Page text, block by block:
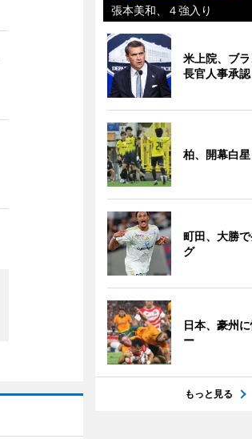
張本美和、４強入り
米上院、ブ
長官人事承認
柏、開幕白
町田、大勝
グ
日本、豪州
ー
もっと見る